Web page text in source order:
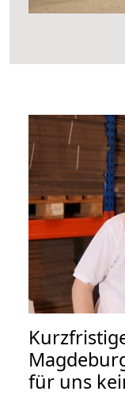
für uns